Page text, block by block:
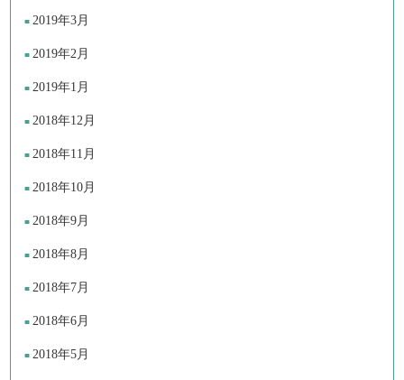
2019年3月
2019年2月
2019年1月
2018年12月
2018年11月
2018年10月
2018年9月
2018年8月
2018年7月
2018年6月
2018年5月